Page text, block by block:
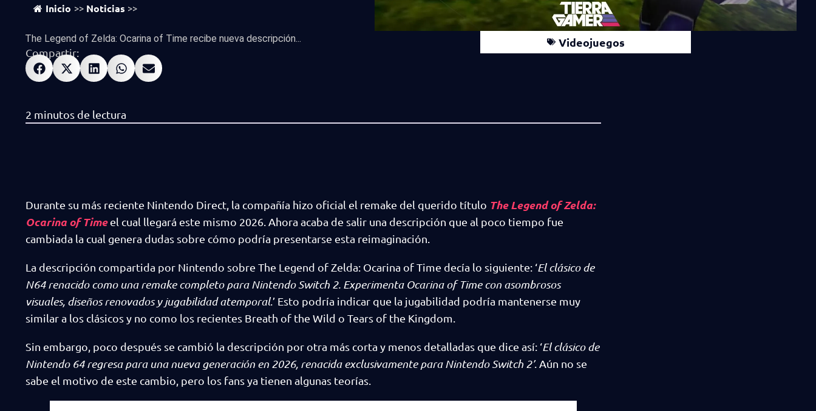
Inicio >> Noticias >>
The Legend of Zelda: Ocarina of Time recibe nueva descripción...
Compartir:
Videojuegos
Durante su más reciente Nintendo Direct, la compañía hizo oficial el remake del querido título The Legend of Zelda:
Ocarina of Timeel cual llegará este mismo 2026. Ahora acaba de salir una descripción que al poco tiempo fue
cambiada la cual genera dudas sobre cómo podría presentarse esta reimaginación.
La descripción compartida por Nintendo sobre The Legend of Zelda: Ocarina of Time decía lo siguiente: ‘El clásico de
N64 renacido como una remake completo para Nintendo Switch 2. Experimenta Ocarina of Time con asombrosos
visuales, diseños renovados y jugabilidad atemporal.’ Esto podría indicar que la jugabilidad podría mantenerse muy
similar a los clásicos y no como los recientes Breath of the Wild o Tears of the Kingdom.
Sin embargo, poco después se cambió la descripción por otra más corta y menos detalladas que dice así: ‘El clásico de
Nintendo 64 regresa para una nueva generación en 2026, renacida exclusivamente para Nintendo Switch 2’. Aún no se
sabe el motivo de este cambio, pero los fans ya tienen algunas teorías.